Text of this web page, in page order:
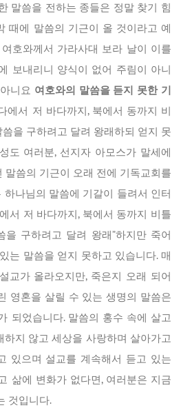
말씀을 전하는 종들은 정말 찾기 힘
때에 말씀의 기근이 올 것이라고 예
여호와께서 가라사대 보라 날이 이를
보내리니 양식이 없어 주림이 아니
니요 여호와의 말씀을 듣지 못한 기
에서 저 바다까지, 북에서 동까지 비
을 구하려고 달려 왕래하되 얻지 못
도 여러분, 선지자 아모스가 말세에
말씀의 기근이 오래 전에 기독교회를
하나님의 말씀에 기갈이 들려서 인터
서 저 바다까지, 북에서 동까지 비틀
을 구하려고 달려 왕래”하지만 죽어
는 말씀을 얻지 못하고 있습니다. 매
교가 올라오지만, 죽은지 오래 되어
영혼을 살릴 수 있는 생명의 말씀은
되었습니다. 말씀의 홍수 속에 살고
하지 않고 세상을 사랑하며 살아가고
있으며 설교를 계속해서 듣고 있는
삶에 변화가 없다면, 여러분은 지금
것입니다.